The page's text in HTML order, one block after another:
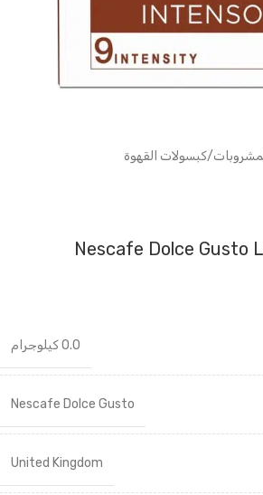
/كبسولات القهوة
Nescafe Dolce Gusto
0.0 كيلوجرام
Nescafe Dolce Gusto
United Kingdom